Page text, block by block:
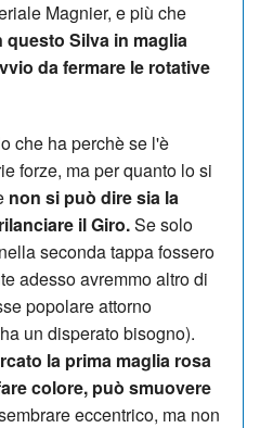
Magnier, e più che
questo Silva in maglia
da fermare le rotative
che ha perchè se l'è
forze, ma per quanto lo si
non si può dire sia la
il Giro.Se solo
seconda tappa fossero
adesso avremmo altro di
popolare attorno
un disperato bisogno).
la prima maglia rosa
colore, può smuovere
eccentrico, ma non